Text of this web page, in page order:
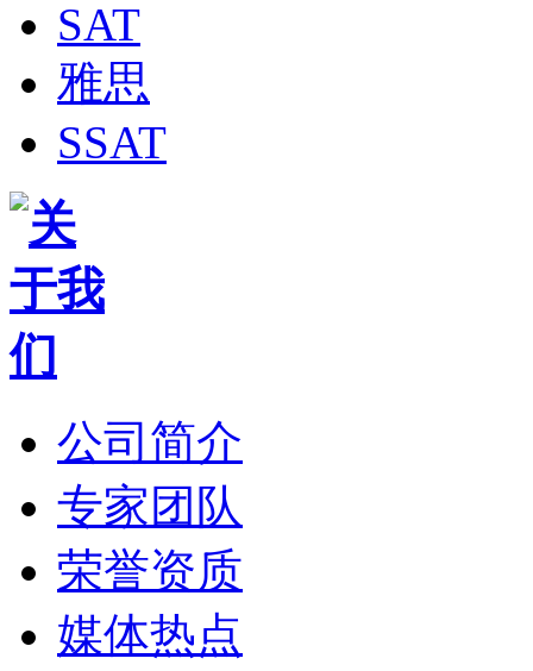
SAT
雅思
SSAT
公司简介
专家团队
荣誉资质
媒体热点